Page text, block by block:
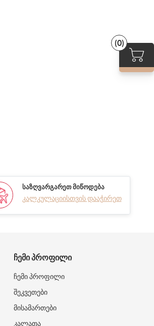
(0)
ᲡᲐᲖᲦᲕᲐᲠᲒᲐᲠᲔᲗ ᲛᲘᲬᲝᲓᲔᲑᲐ
კალკულაციისთვის დააჭირეთ
ᲩᲔᲛᲘ ᲞᲠᲝᲤᲘᲚᲘ
ჩემი პროფილი
შეკვეთები
მისამართები
კალათა